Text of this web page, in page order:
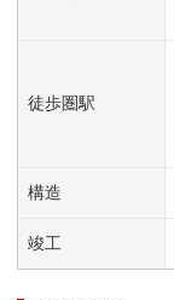
徒歩圏駅
構造
竣工